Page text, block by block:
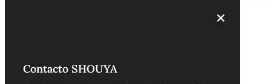
Contacto SHOUYA